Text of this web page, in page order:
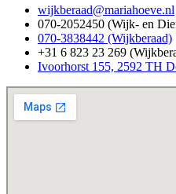
wijkberaad@mariahoeve.nl
070-2052450 (Wijk- en
070-3838442 (Wijkberaad)
+31 6 823 23 269
Ivoorhorst 155, 2592 TH